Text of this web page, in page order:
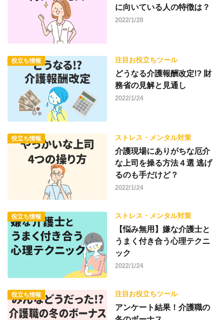
に向いている人の特徴は？
2022/1/28
役立ち情報 注目お役立ちツール
どうなる介護報酬改定!? 財
務省の見解と見通し
2022/1/24
役立ち情報 ストレス・メンタル対策
介護現場にありがちな厄介
な上司を操る方法４選 逃げ
るのも手だけど？
2022/1/24
役立ち情報 ストレス・メンタル対策
【悩み無用】嫌な介護士と
うまく付き合う心理テクニ
ック
2022/1/24
役立ち情報 注目お役立ちツール
アンケート結果！介護職の